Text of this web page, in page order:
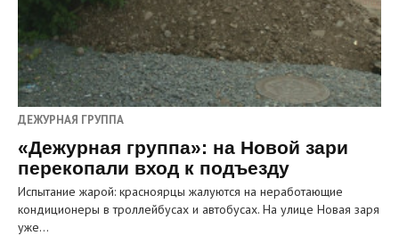
ДЕЖУРНАЯ ГРУППА
«Дежурная группа»: на Новой зари
перекопали вход к подъезду
Испытание жарой: красноярцы жалуются на неработающие
кондиционеры в троллейбусах и автобусах. На улице Новая заря
уже…